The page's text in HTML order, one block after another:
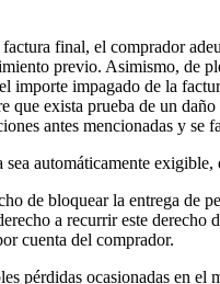
final, el comprador
previo. Asimismo, de
impagado de la
exista prueba de un daño
antes mencionadas y se
automáticamente
bloquear la entrega de
a recurrir este
cuenta del comprador.
pérdidas ocasionadas en el